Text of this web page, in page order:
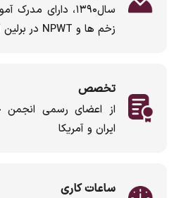
سال۱۳۹۰، دارای
زخم ها و NPWT در برلین آلمان
تخصص
از اعضای رسمی انجمن
ایران و آمریکا
ساعات کاری